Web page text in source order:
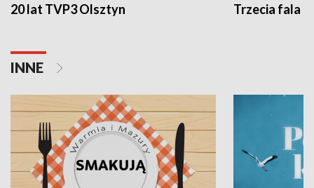
20 lat TVP3 Olsztyn Trzecia fala -
INNE